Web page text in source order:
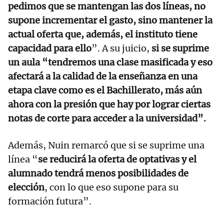
pedimos que se mantengan las dos líneas, no
supone incrementar el gasto, sino mantener la
actual oferta que, además, el instituto tiene
capacidad para ello”. A su juicio, si se suprime
un aula “tendremos una clase masificada y eso
afectará a la calidad de la enseñanza en una
etapa clave como es el Bachillerato, más aún
ahora con la presión que hay por lograr ciertas
notas de corte para acceder a la universidad”.
Además, Nuin remarcó que si se suprime una
línea “se reducirá la oferta de optativas y el
alumnado tendrá menos posibilidades de
elección, con lo que eso supone para su
formación futura”.